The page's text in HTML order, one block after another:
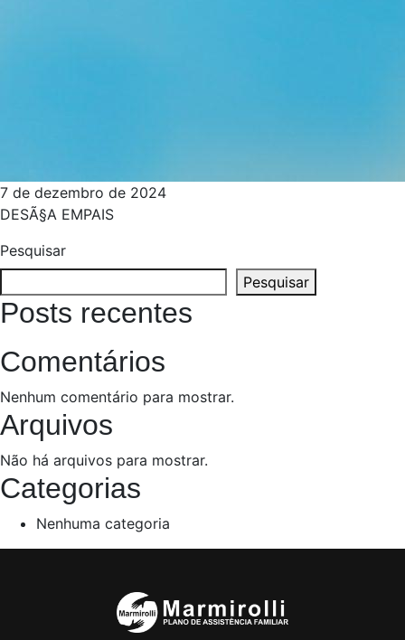
7 de dezembro de 2024
DESÃ§A EMPAIS
Pesquisar
Pesquisar
Posts recentes
Comentários
Nenhum comentário para mostrar.
Arquivos
Não há arquivos para mostrar.
Categorias
Nenhuma categoria